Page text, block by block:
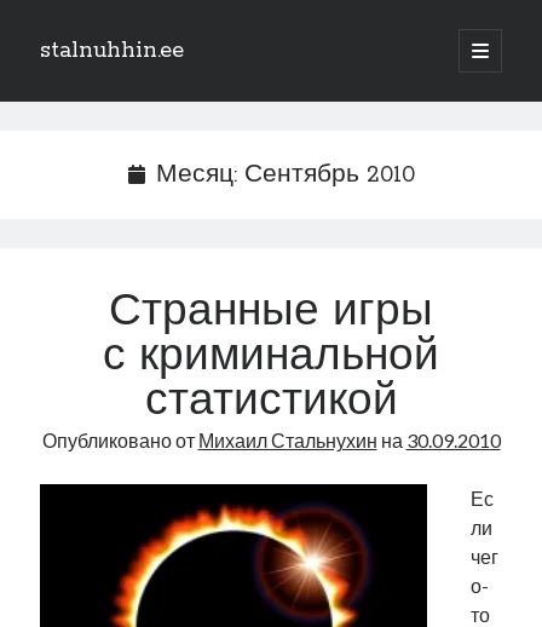
stalnuhhin.ee
отрыть
Боковая
Интеграция
Интервью
Нарва и северо-восток
Парламент и правительство
Эстония и Россия
Месяц: Сентябрь 2010
Странные игры
с криминальной
статистикой
Опубликовано от Михаил Стальнухин на 30.09.2010
Ес
ли
чег
о-
то